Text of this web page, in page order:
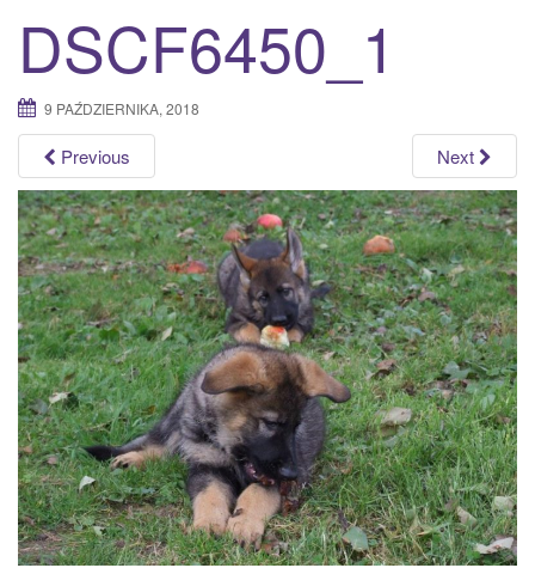
v
i
g
a
t
i
o
n
DSCF6450_1
9 PAŹDZIERNIKA, 2018
Previous Next